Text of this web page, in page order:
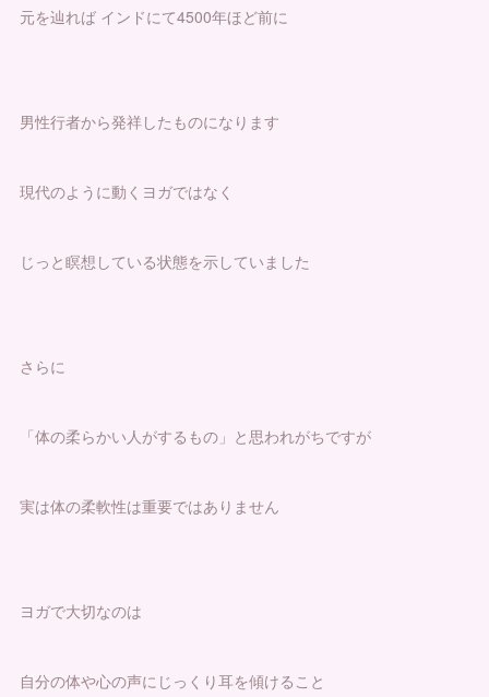
元を辿れば インドにて4500年ほど前に
男性行者から発祥したものになります
現代のように動くヨガではなく
じっと瞑想している状態を示していました
さらに
「体の柔らかい人がするもの」と思われがちですが
実は体の柔軟性は重要ではありません
ヨガで大切なのは
自分の体や心の声にじっくり耳を傾けること